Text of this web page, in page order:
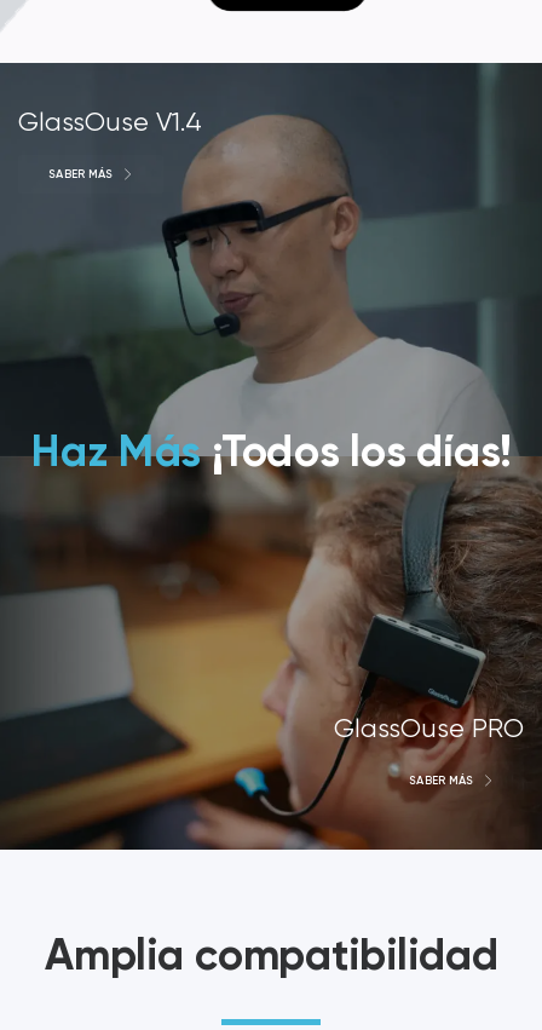
Haz Más¡Todos los días!
GlassOuse V1.4
SABER MÁS
GlassOuse PRO
SABER MÁS
Amplia compatibilidad